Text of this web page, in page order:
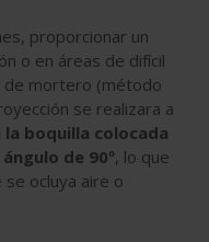
proporcionar un
o en áreas de difícil
de mortero (método
se realizara a
la boquilla colocada
de 90º, lo que
ocluya aire o